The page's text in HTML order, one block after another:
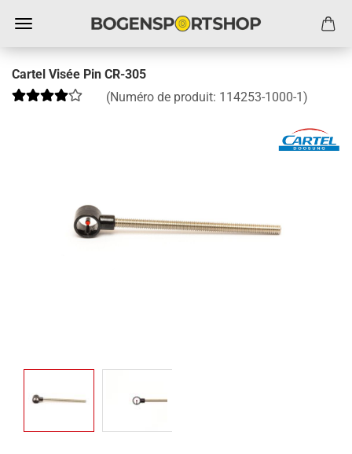
Cartel Visée Pin CR-305
(Numéro de produit: 114253-1000-1)